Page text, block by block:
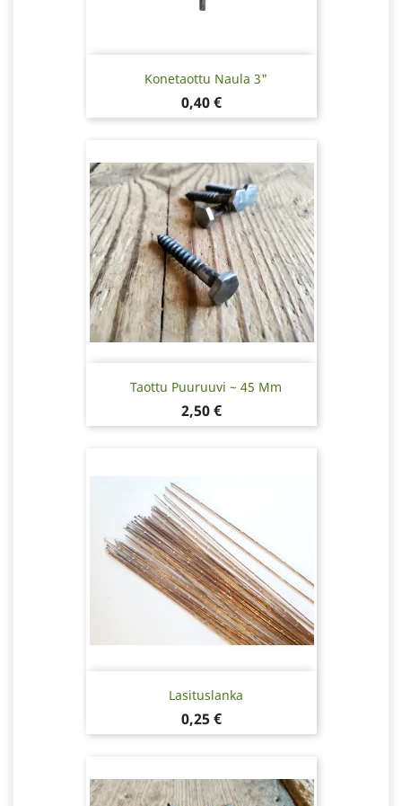
Konetaottu Naula 3"
Hinta
0,40 €
Taottu Puuruuvi ~ 45 Mm
Hinta
2,50 €
Lasituslanka
Hinta
0,25 €